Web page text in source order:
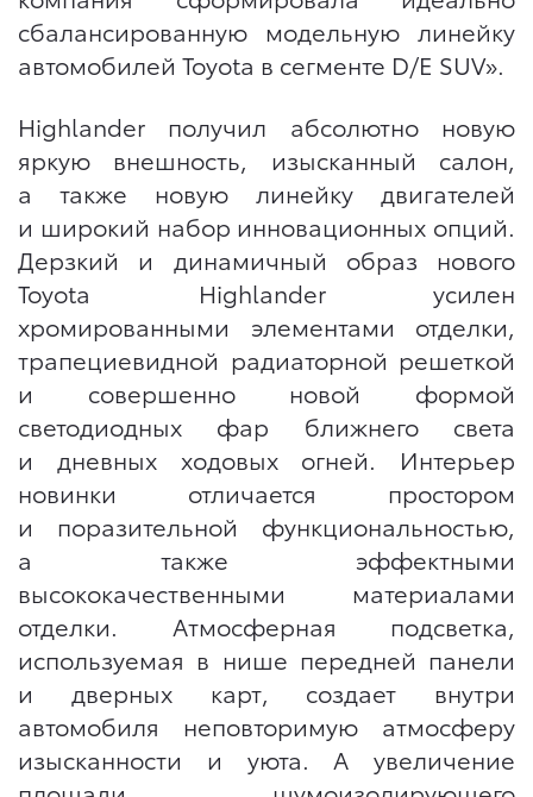
сбалансированную модельную линейку
автомобилей Toyota в сегменте D/E SUV».
Highlander получил абсолютно новую
яркую внешность, изысканный салон,
а также новую линейку двигателей
и широкий набор инновационных опций.
Дерзкий и динамичный образ нового
Toyota Highlander усилен
хромированными элементами отделки,
трапециевидной радиаторной решеткой
и совершенно новой формой
светодиодных фар ближнего света
и дневных ходовых огней. Интерьер
новинки отличается простором
и поразительной функциональностью,
а также эффектными
высококачественными материалами
отделки. Атмосферная подсветка,
используемая в нише передней панели
и дверных карт, создает внутри
автомобиля неповторимую атмосферу
изысканности и уюта. А увеличение